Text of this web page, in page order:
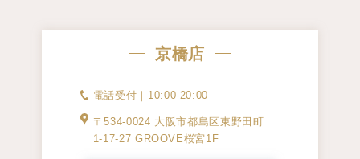
京橋店
電話受付｜10:00-20:00
〒534-0024 大阪市都島区東野田町
1-17-27 GROOVE桜宮1F